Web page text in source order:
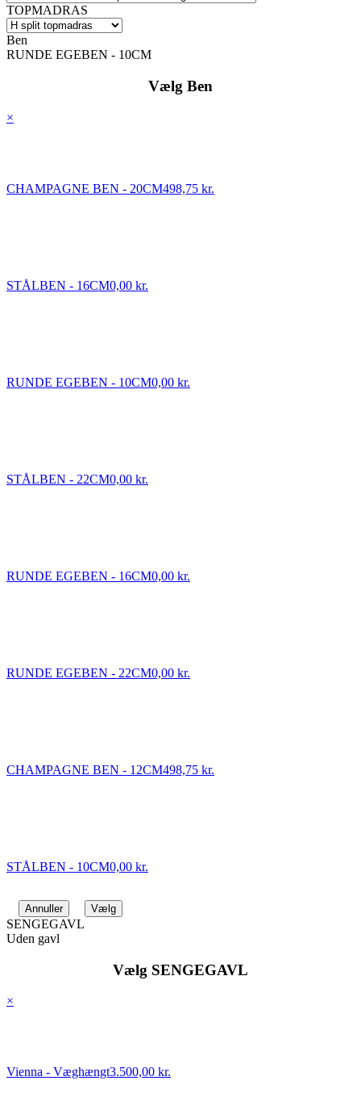
TOPMADRAS
Ben
RUNDE EGEBEN - 10CM
Vælg Ben
×
CHAMPAGNE BEN - 20CM498,75 kr.
STÅLBEN - 16CM0,00 kr.
RUNDE EGEBEN - 10CM0,00 kr.
STÅLBEN - 22CM0,00 kr.
RUNDE EGEBEN - 16CM0,00 kr.
RUNDE EGEBEN - 22CM0,00 kr.
CHAMPAGNE BEN - 12CM498,75 kr.
STÅLBEN - 10CM0,00 kr.
Annuller Vælg
SENGEGAVL
Uden gavl
Vælg SENGEGAVL
×
Vienna - Væghængt3.500,00 kr.